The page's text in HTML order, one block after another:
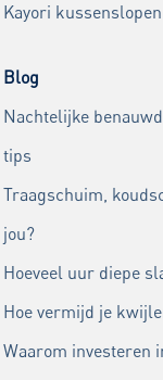
Kayori kussenslopen
Blog
Nachtelijke
tips
Traagschuim,
jou?
Hoeveel uur diepe
Hoe vermijd je
Waarom investeren